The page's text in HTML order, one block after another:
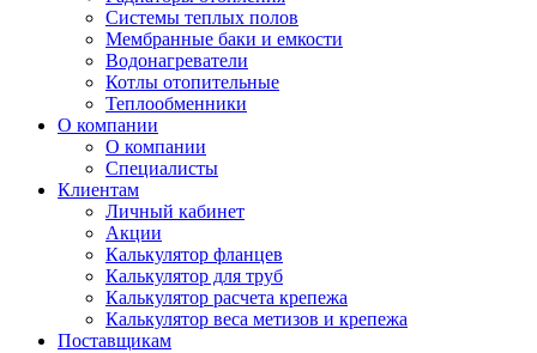
Системы теплых полов
Мембранные баки и емкости
Водонагреватели
Котлы отопительные
Теплообменники
О компании
О компании
Специалисты
Клиентам
Личный кабинет
Акции
Калькулятор фланцев
Калькулятор для труб
Калькулятор расчета крепежа
Калькулятор веса метизов и крепежа
Поставщикам